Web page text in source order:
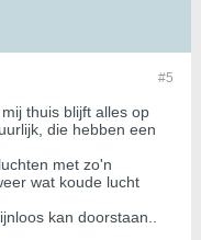
#5
thuis blijft alles op
die hebben een
met zo'n
wat koude lucht
kan doorstaan..